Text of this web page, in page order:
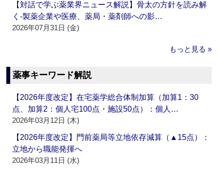
【対話で学ぶ薬業界ニュース解説】骨太の方針を読み解
く‐製薬企業や医療、薬局・薬剤師への影…
2026年07月31日 (金)
もっと見る »
薬事キーワード解説
【2026年度改定】在宅薬学総合体制加算（加算1：30
点、加算2：個人宅100点・施設50点）：個人…
2026年03月12日 (木)
【2026年度改定】門前薬局等立地依存減算（▲15点）：
立地から職能発揮へ
2026年03月11日 (水)